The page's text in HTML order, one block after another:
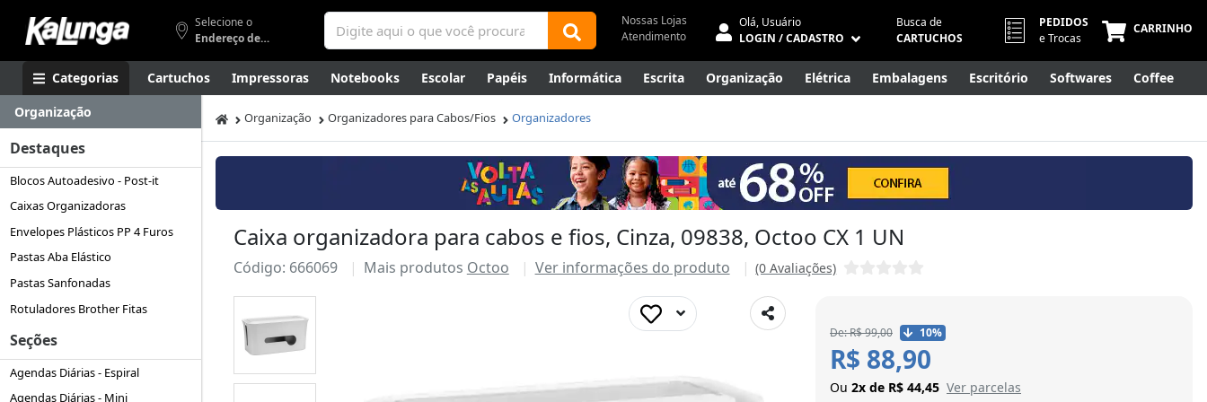
Selecione o
Endereço de entrega
Nossas Lojas
Atendimento
Olá, Usuário
LOGIN / CADASTRO
Busca de
CARTUCHOS
PEDIDOS
e Trocas
CARRINHO
Categorias Cartuchos Impressoras Notebooks Escolar Papéis Informática Escrita Organização Elétrica Embalagens Escritório Softwares Coffee
Apresentação Smartphones Artes Gamers Higiene Mídias Envelopes Rede
Canetas Luxo
Outlet
Organização
Destaques
Blocos Autoadesivo - Post-it
Caixas Organizadoras
Envelopes Plásticos PP 4 Furos
Pastas Aba Elástico
Pastas Sanfonadas
Rotuladores Brother Fitas
Seções
Agendas Diárias - Espiral
Agendas Diárias - Mini
Organização Organizadores para Cabos/Fios Organizadores
Caixa organizadora para cabos e fios, Cinza, 09838, Octoo CX 1 UN
Código: 666069 Mais produtos Octoo Ver informações do produto (0 Avaliações)
De: R$ 99,00 10%
R$ 88,90
Ou 2x de R$ 44,45 Ver parcelas